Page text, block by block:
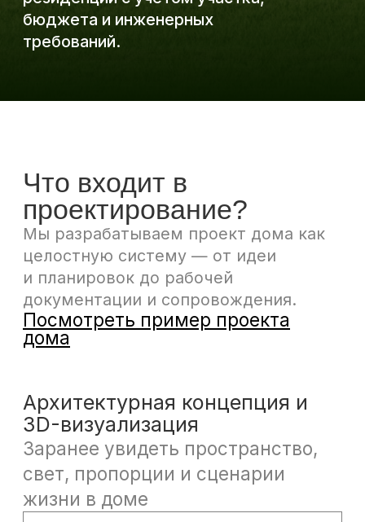
и планировок до рабочей
документации и сопровождения.
Посмотреть пример проекта
дома
Архитектурная концепция и
Подробнее
Конструктивные и инженерные
решения
Фундамент, конструкции и
инженерия
Подробнее
Энергоэффективные
технологии и материалы
комфорта и бережного отношения
к окружающей среде
Подробнее
Сопровождение на этапе
строительства
Контроль соответствия проекту.